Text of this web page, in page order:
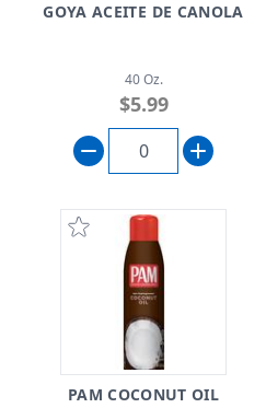
GOYA ACEITE DE CANOLA
40 Oz.
$5.99
PAM COCONUT OIL